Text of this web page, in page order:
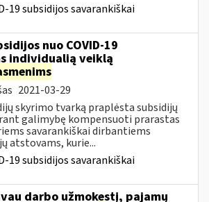
19 subsidijos savarankiškai
nuo COVID-19
individualią veiklą
2021-03-29
skyrimo tvarką praplėsta subsidijų
galimybę kompensuoti prarastas
savarankiškai dirbantiems
atstovams, kurie...
19 subsidijos savarankiškai
darbo užmokestį, pajamų